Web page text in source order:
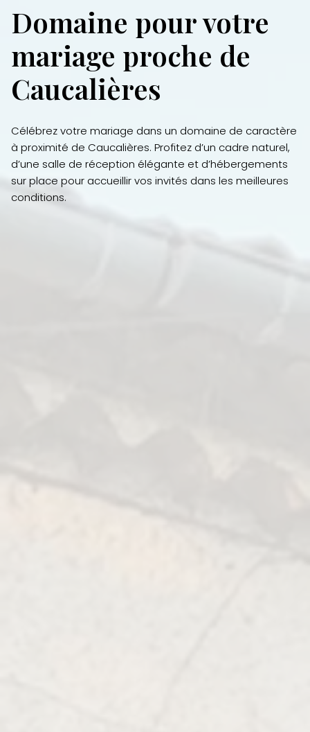
Domaine pour votre
mariage proche de
Caucalières
Célébrez votre mariage dans un domaine de caractère
à proximité de Caucalières. Profitez d’un cadre naturel,
d’une salle de réception élégante et d’hébergements
sur place pour accueillir vos invités dans les meilleures
conditions.